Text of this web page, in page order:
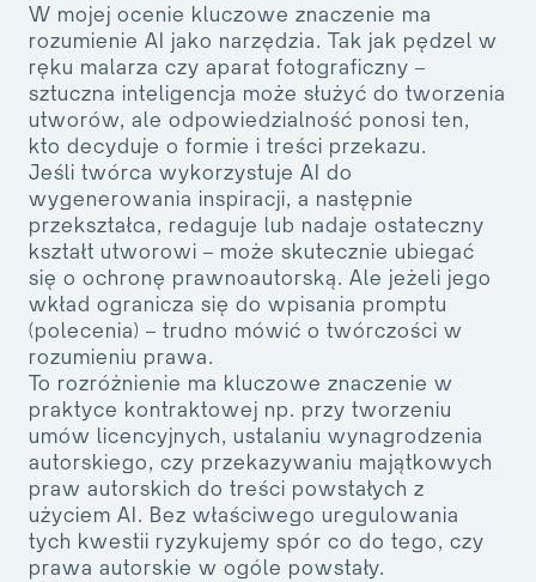
W mojej ocenie kluczowe znaczenie ma
rozumienie AI jako narzędzia. Tak jak pędzel w
ręku malarza czy aparat fotograficzny –
sztuczna inteligencja może służyć do tworzenia
utworów, ale odpowiedzialność ponosi ten,
kto decyduje o formie i treści przekazu.
Jeśli twórca wykorzystuje AI do
wygenerowania inspiracji, a następnie
przekształca, redaguje lub nadaje ostateczny
kształt utworowi – może skutecznie ubiegać
się o ochronę prawnoautorską. Ale jeżeli jego
wkład ogranicza się do wpisania promptu
(polecenia) – trudno mówić o twórczości w
rozumieniu prawa.
To rozróżnienie ma kluczowe znaczenie w
praktyce kontraktowej np. przy tworzeniu
umów licencyjnych, ustalaniu wynagrodzenia
autorskiego, czy przekazywaniu majątkowych
praw autorskich do treści powstałych z
użyciem AI. Bez właściwego uregulowania
tych kwestii ryzykujemy spór co do tego, czy
prawa autorskie w ogóle powstały.